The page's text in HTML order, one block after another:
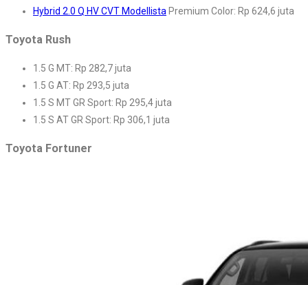
Hybrid 2.0 Q HV CVT Modellista Premium Color: Rp 624,6 juta
Toyota Rush
1.5 G MT: Rp 282,7 juta
1.5 G AT: Rp 293,5 juta
1.5 S MT GR Sport: Rp 295,4 juta
1.5 S AT GR Sport: Rp 306,1 juta
Toyota Fortuner